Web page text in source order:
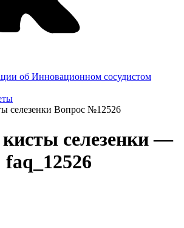
об Инновационном сосудистом
селезенки Вопрос №12526
селезенки —